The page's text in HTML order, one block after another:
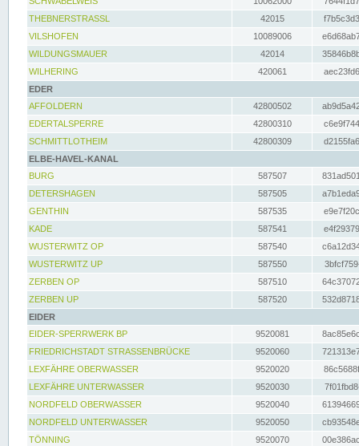
THEBNERSTRASSL
42015
VILSHOFEN
10089006
WILDUNGSMAUER
42014
WILHERING
420061
EDER
AFFOLDERN
42800502
EDERTALSPERRE
42800310
SCHMITTLOTHEIM
42800309
ELBE-HAVEL-KANAL
BURG
587507
DETERSHAGEN
587505
GENTHIN
587535
KADE
587541
WUSTERWITZ OP
587540
WUSTERWITZ UP
587550
ZERBEN OP
587510
ZERBEN UP
587520
EIDER
EIDER-SPERRWERK BP
9520081
FRIEDRICHSTADT STRASSENBRÜCKE
9520060
LEXFÄHRE OBERWASSER
9520020
LEXFÄHRE UNTERWASSER
9520030
NORDFELD OBERWASSER
9520040
NORDFELD UNTERWASSER
9520050
TÖNNING
9520070